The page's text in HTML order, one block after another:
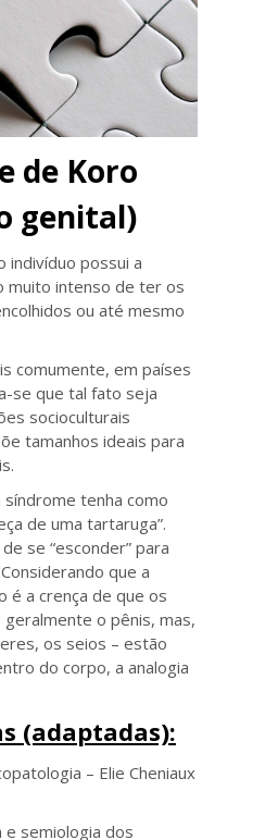
de Koro
genital)
indivíduo possui a
muito intenso de ter os
ou até mesmo
comumente, em países
se que tal fato seja
socioculturais
tamanhos ideais para
síndrome tenha como
de uma tartaruga”.
se “esconder” para
que a
é a crença de que os
o pênis, mas,
os seios – estão
do corpo, a analogia
(adaptadas):
– Elie Cheniaux
e semiologia dos